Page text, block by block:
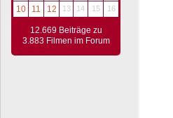
10
11 12 13 14 15 16
12.669 Beiträge zu
3.883 Filmen im Forum